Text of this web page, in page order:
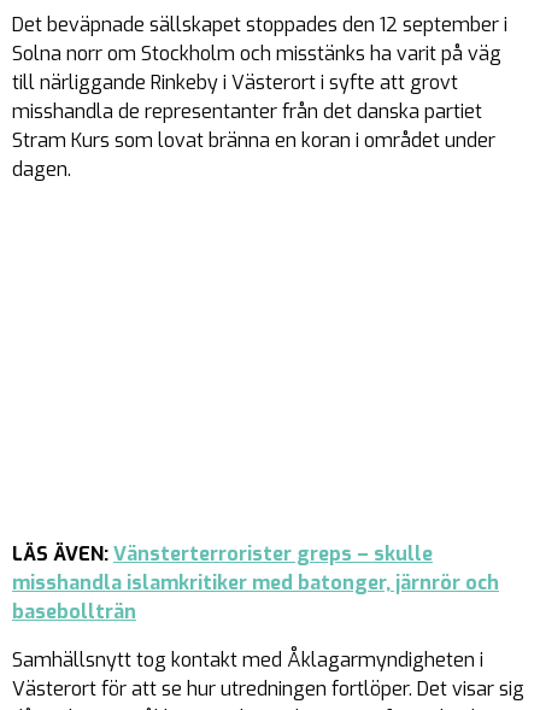
Det beväpnade sällskapet stoppades den 12 september i
Solna norr om Stockholm och misstänks ha varit på väg
till närliggande Rinkeby i Västerort i syfte att grovt
misshandla de representanter från det danska partiet
Stram Kurs som lovat bränna en koran i området under
dagen.
LÄS ÄVEN:Vänsterterrorister greps – skulle
misshandla islamkritiker med batonger, järnrör och
basebollträn
Samhällsnytt tog kontakt med Åklagarmyndigheten i
Västerort för att se hur utredningen fortlöper. Det visar sig